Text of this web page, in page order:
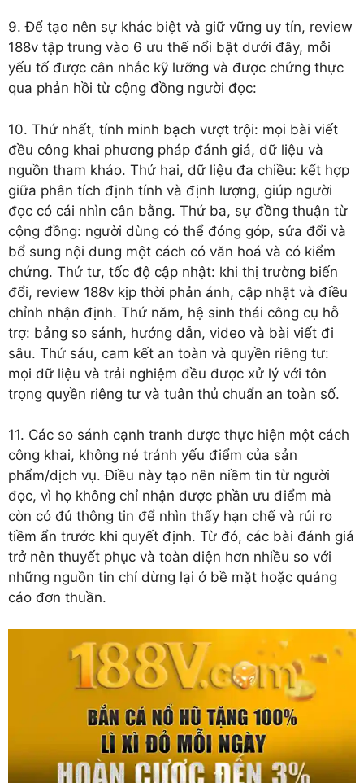
9. Để tạo nên sự khác biệt và giữ vững uy tín, review
188v tập trung vào 6 ưu thế nổi bật dưới đây, mỗi
yếu tố được cân nhắc kỹ lưỡng và được chứng thực
qua phản hồi từ cộng đồng người đọc:
10. Thứ nhất, tính minh bạch vượt trội: mọi bài viết
đều công khai phương pháp đánh giá, dữ liệu và
nguồn tham khảo. Thứ hai, dữ liệu đa chiều: kết hợp
giữa phân tích định tính và định lượng, giúp người
đọc có cái nhìn cân bằng. Thứ ba, sự đồng thuận từ
cộng đồng: người dùng có thể đóng góp, sửa đổi và
bổ sung nội dung một cách có văn hoá và có kiểm
chứng. Thứ tư, tốc độ cập nhật: khi thị trường biến
đổi, review 188v kịp thời phản ánh, cập nhật và điều
chỉnh nhận định. Thứ năm, hệ sinh thái công cụ hỗ
trợ: bảng so sánh, hướng dẫn, video và bài viết đi
sâu. Thứ sáu, cam kết an toàn và quyền riêng tư:
mọi dữ liệu và trải nghiệm đều được xử lý với tôn
trọng quyền riêng tư và tuân thủ chuẩn an toàn số.
11. Các so sánh cạnh tranh được thực hiện một cách
công khai, không né tránh yếu điểm của sản
phẩm/dịch vụ. Điều này tạo nên niềm tin từ người
đọc, vì họ không chỉ nhận được phần ưu điểm mà
còn có đủ thông tin để nhìn thấy hạn chế và rủi ro
tiềm ẩn trước khi quyết định. Từ đó, các bài đánh giá
trở nên thuyết phục và toàn diện hơn nhiều so với
những nguồn tin chỉ dừng lại ở bề mặt hoặc quảng
cáo đơn thuần.